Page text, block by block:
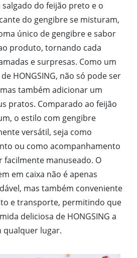
do feijão preto e o
do gengibre se misturam,
único de gengibre e sabor
produto, tornando cada
e surpresas. Como um
HONGSING, não só pode ser
também adicionar um
pratos. Comparado ao feijão
o estilo com gengibre
versátil, seja como
ou como acompanhamento
facilmente manuseado. O
em caixa não é apenas
mas também conveniente
e transporte, permitindo que
deliciosa de HONGSING a
qualquer lugar.